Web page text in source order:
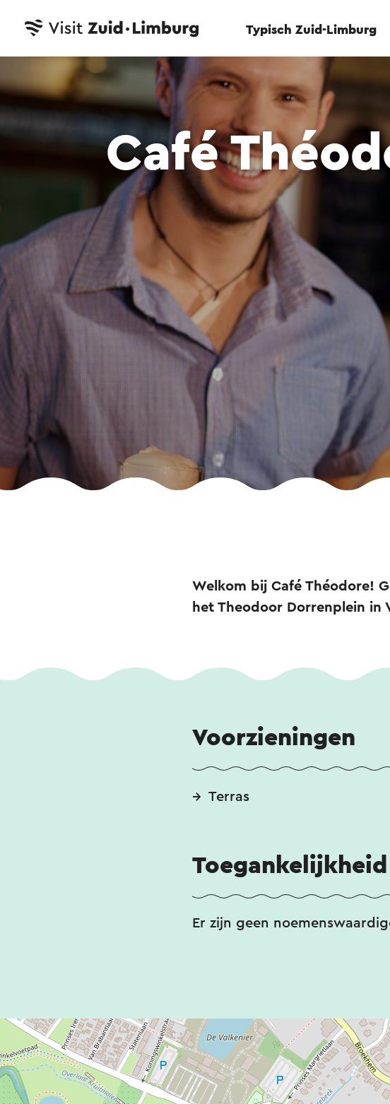
Typisch Zuid-Limburg
Café
Welkom bij Café Théodore!
het Theodoor Dorrenplein in
Voorzieningen
Terras
Toegankelijkheid
Er zijn geen